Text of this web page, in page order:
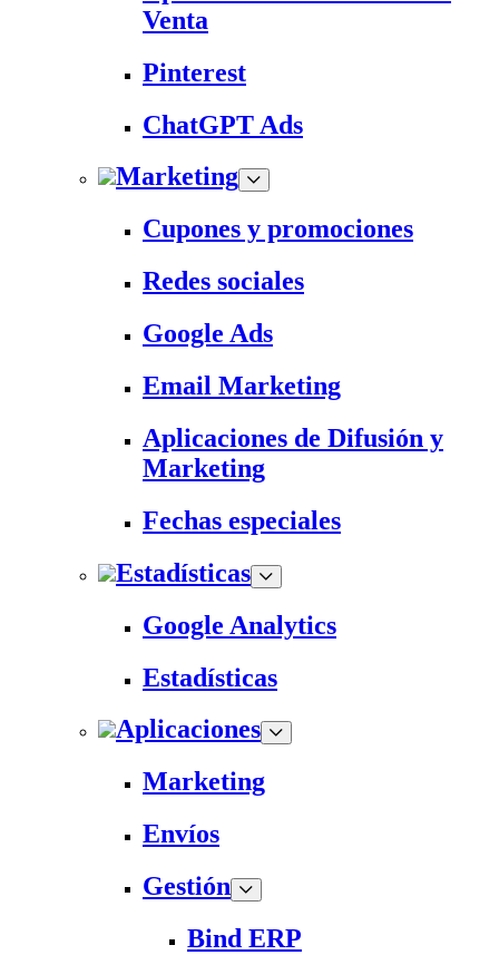
Venta
Pinterest
ChatGPT Ads
Marketing
Cupones y promociones
Redes sociales
Google Ads
Email Marketing
Aplicaciones de Difusión y
Marketing
Fechas especiales
Estadísticas
Google Analytics
Estadísticas
Aplicaciones
Marketing
Envíos
Gestión
Bind ERP